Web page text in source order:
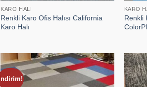
KARO HALI
Renkli Karo Ofis Halısı California
Karo Halı
KARO
Renkli
İndirim!